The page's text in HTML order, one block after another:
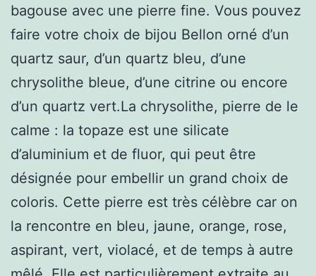
bagouse avec une pierre fine. Vous pouvez
faire votre choix de bijou Bellon orné d’un
quartz saur, d’un quartz bleu, d’une
chrysolithe bleue, d’une citrine ou encore
d’un quartz vert.La chrysolithe, pierre de le
calme : la topaze est une silicate
d’aluminium et de fluor, qui peut être
désignée pour embellir un grand choix de
coloris. Cette pierre est très célèbre car on
la rencontre en bleu, jaune, orange, rose,
aspirant, vert, violacé, et de temps à autre